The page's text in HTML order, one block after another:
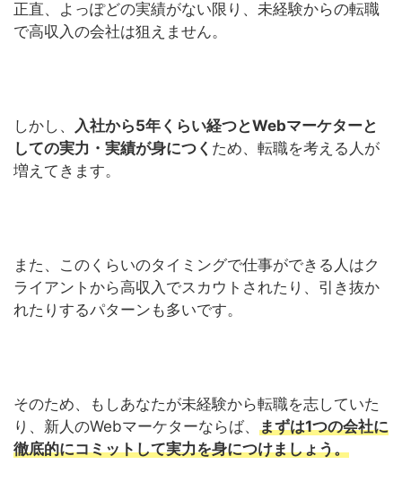
正直、よっぽどの実績がない限り、未経験からの転職
で高収入の会社は狙えません。
しかし、 入社から5年くらい経つとWebマーケターと
しての実力・実績が身につく ため、転職を考える人が
増えてきます。
また、このくらいのタイミングで仕事ができる人はク
ライアントから高収入でスカウトされたり、引き抜か
れたりするパターンも多いです。
そのため、もしあなたが未経験から転職を志していた
り、新人のWebマーケターならば、 まずは1つの会社に
徹底的にコミットして実力を身につけましょう。